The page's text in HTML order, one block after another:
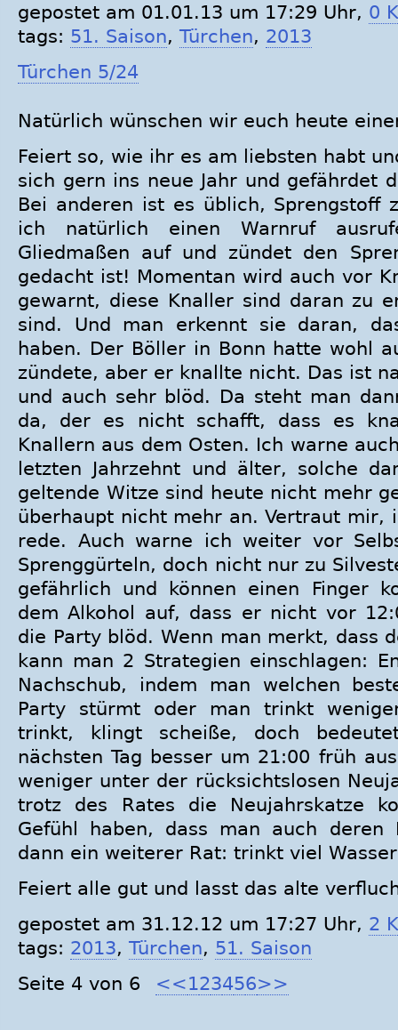
gepostet am 01.01.13 um 17:29 Uhr, 0
tags: 51. Saison, Türchen, 2013
Türchen 5/24
Natürlich wünschen wir euch heute
Feiert so, wie ihr es am liebsten habt
sich gern ins neue Jahr und gefährdet
Bei anderen ist es üblich, Sprengstoff
ich natürlich einen Warnruf
Gliedmaßen auf und zündet den
gedacht ist! Momentan wird auch vor
gewarnt, diese Knaller sind daran zu
sind. Und man erkennt sie daran,
haben. Der Böller in Bonn hatte wohl
zündete, aber er knallte nicht. Das ist
und auch sehr blöd. Da steht man
da, der es nicht schafft, dass es
Knallern aus dem Osten. Ich warne
letzten Jahrzehnt und älter, solche
geltende Witze sind heute nicht mehr
überhaupt nicht mehr an. Vertraut mir,
rede. Auch warne ich weiter vor
Sprenggürteln, doch nicht nur zu
gefährlich und können einen Finger
dem Alkohol auf, dass er nicht vor
die Party blöd. Wenn man merkt, dass
kann man 2 Strategien einschlagen:
Nachschub, indem man welchen
Party stürmt oder man trinkt
trinkt, klingt scheiße, doch
nächsten Tag besser um 21:00 früh
weniger unter der rücksichtslosen
trotz des Rates die Neujahrskatze
Gefühl haben, dass man auch
dann ein weiterer Rat: trinkt viel
Feiert alle gut und lasst das alte
gepostet am 31.12.12 um 17:27 Uhr, 2
tags: 2013, Türchen, 51. Saison
Seite 4 von 6
<<123456>>